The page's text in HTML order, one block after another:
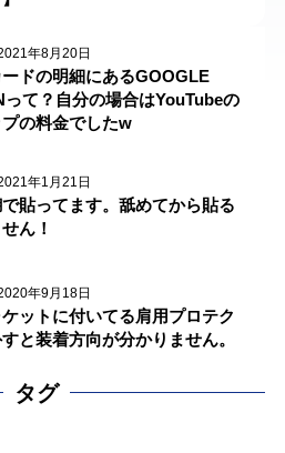
年8月20日
ドの明細にあるGOOGLE
て？自分の場合はYouTubeの
の料金でしたw
年1月21日
貼ってます。舐めてから貼る
ん！
年9月18日
ットに付いてる肩用プロテク
と装着方向が分かりません。
タグ